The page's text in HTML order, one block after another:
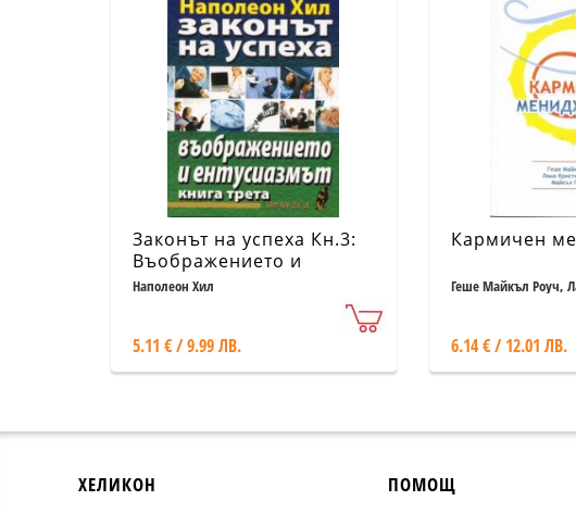
Законът на успеха Кн.3:
Въображението и
ентусиазмът
Наполеон Хил
5.11 € / 9.99 ЛВ.
Кармичен
Геше Майкъл Роуч,
6.14 € / 12.01 ЛВ.
ХЕЛИКОН ПОМОЩ